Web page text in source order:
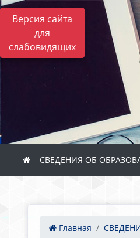
Версия сайта
для
слабовидящих
СВЕДЕНИЯ ОБ
Главная